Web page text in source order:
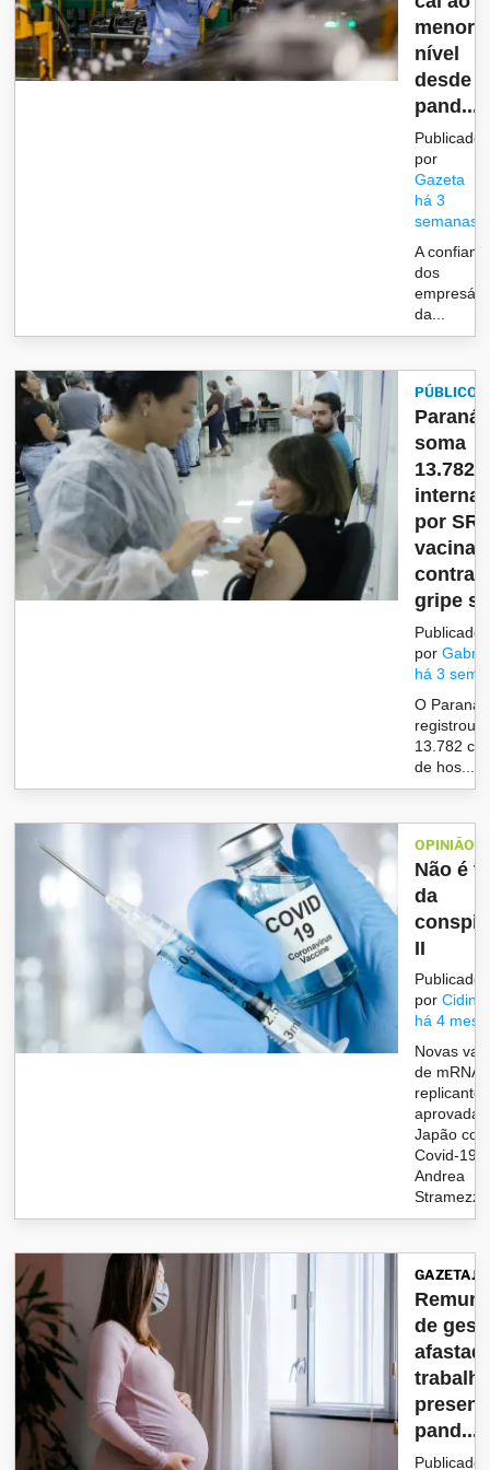
menor
nível
desde a
pand...
Publicado
por
Gazeta
há 3
semanas
A
dos
da...
PÚBLICO
Paraná
soma
13.782
por
contra
gripe
Publicado
por
há 3
O Paraná
registrou
13.782
de hos...
OPINIÃO
Não é
da
II
Publicado
por
há 4
Novas
de mRNA
replicante
Japão
Covid-19.
Andrea
de
pand...
Publicado